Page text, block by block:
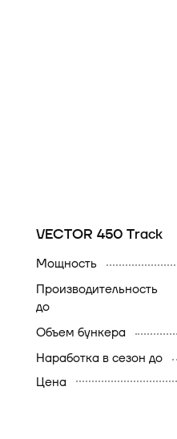
VECTOR 450 Track
мощность
производительность
до
объем бункера
наработка в сезон до
Цена